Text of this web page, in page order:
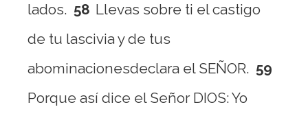
lados. 58 Llevas sobre ti el castigo
de tu lascivia y de tus
abominacionesdeclara el SEÑOR. 59
Porque así dice el Señor DIOS: Yo